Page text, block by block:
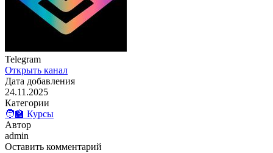
Telegram
Открыть канал
Дата добавления
24.11.2025
Категории
🧑‍🏫 Курсы
Автор
admin
Оставить комментарий